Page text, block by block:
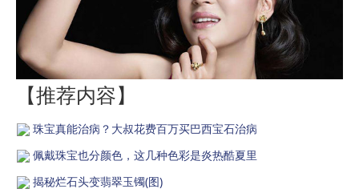
【推荐内容】
珠宝真能治病？大叔花费百万买巴西宝石治病
佩戴珠宝也分颜色，这几种色彩是炎热酷夏里
揭秘烂石头变翡翠玉镯(图)